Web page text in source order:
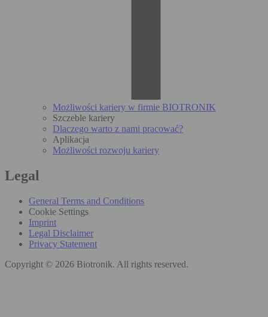
Możliwości kariery w firmie BIOTRONIK
Szczeble kariery
Dlaczego warto z nami pracować?
Aplikacja
Możliwości rozwoju kariery
Legal
General Terms and Conditions
Cookie Settings
Imprint
Legal Disclaimer
Privacy Statement
Copyright © 2026 Biotronik. All rights reserved.